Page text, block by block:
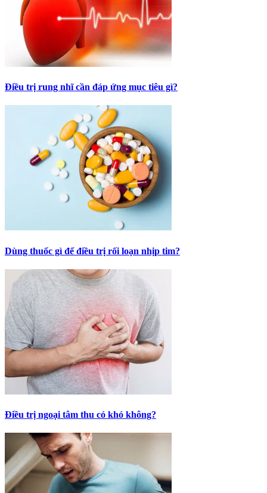
Điều trị rung nhĩ cần đáp ứng mục tiêu gì?
Dùng thuốc gì để điều trị rối loạn nhịp tim?
Điều trị ngoại tâm thu có khó không?